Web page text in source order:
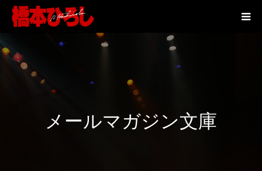
メールマガジン文庫